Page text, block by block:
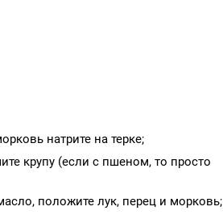
натрите на терке;
крупу (если с пшеном, то просто
положите лук, перец и морковь;